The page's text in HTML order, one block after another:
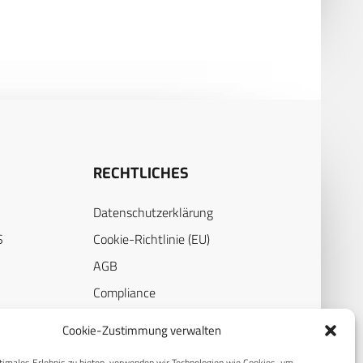
Cookie-Zustimmung verwalten
RECHTLICHES
Datenschutzerklärung
Cookie-Richtlinie (EU)
AGB
Compliance